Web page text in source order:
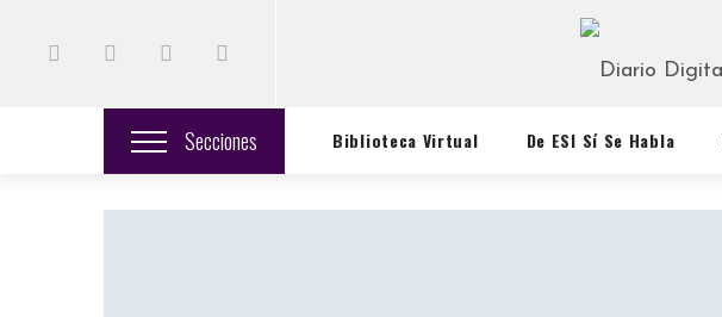
Secciones Biblioteca Virtual De ESI Sí Se Habla